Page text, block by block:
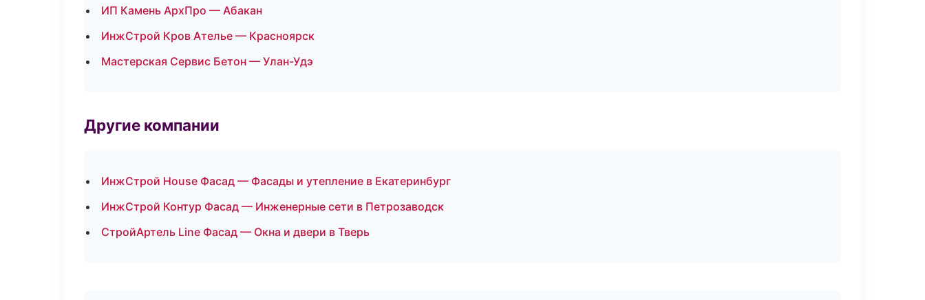
ИП Камень АрхПро — Абакан
ИнжСтрой Кров Ателье — Красноярск
Мастерская Сервис Бетон — Улан-Удэ
Другие компании
ИнжСтрой House Фасад — Фасады и утепление в Екатеринбург
ИнжСтрой Контур Фасад — Инженерные сети в Петрозаводск
СтройАртель Line Фасад — Окна и двери в Тверь